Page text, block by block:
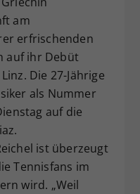
am
erfrischenden
auf ihr Debüt
Die 27-Jährige
als Nummer
auf die
ist überzeugt
Tennisfans im
wird. „Weil
Ihre Consent-
anderem eine
ID, für die
Ihrer
falls der
dies eingestellt